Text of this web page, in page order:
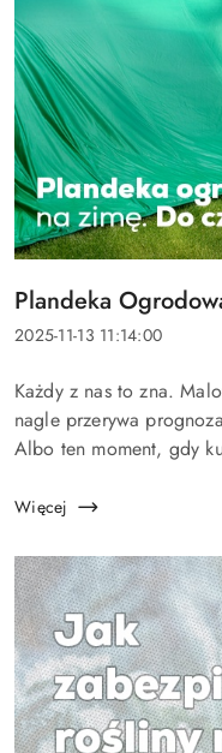
Tytuł
artykułu:
Plandeka
Data
2025-11-13 11:14:00
Treść
artykułu:
Każdy z nas to zna.
nagle przerywa
Albo ten moment, gdy
plandeka ogrodowa...
Więcej